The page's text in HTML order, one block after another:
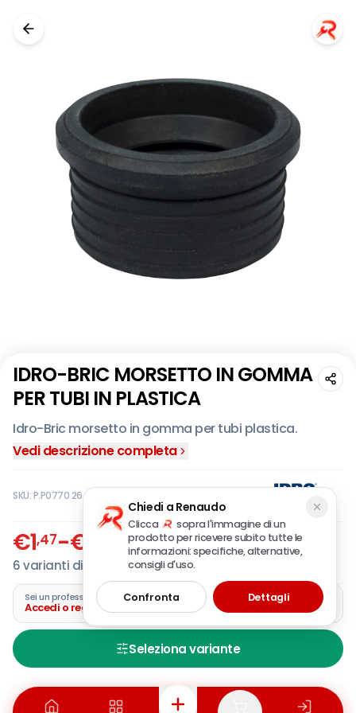
IDRO-BRIC MORSETTO IN GOMMA
PER TUBI IN PLASTICA
Idro-Bric morsetto in gomma per tubi plastica.
Vedi descrizione completa
SKU:P.P0770 26
€1,47-€ IVA incl.
6varianti disponibili
Sei un professionista?
Accedi o registra la tua azienda
Seleziona variante
Chiedi a Renaudo
Clicca
sopra l'immagine di un
prodotto per ricevere subito tutte le
informazioni: specifiche, alternative,
consigli d'uso.
Confronta Dettagli